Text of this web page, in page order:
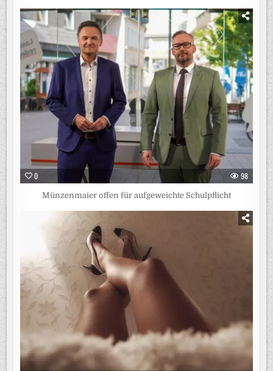
0 98
Münzenmaier offen für aufgeweichte Schulpflicht